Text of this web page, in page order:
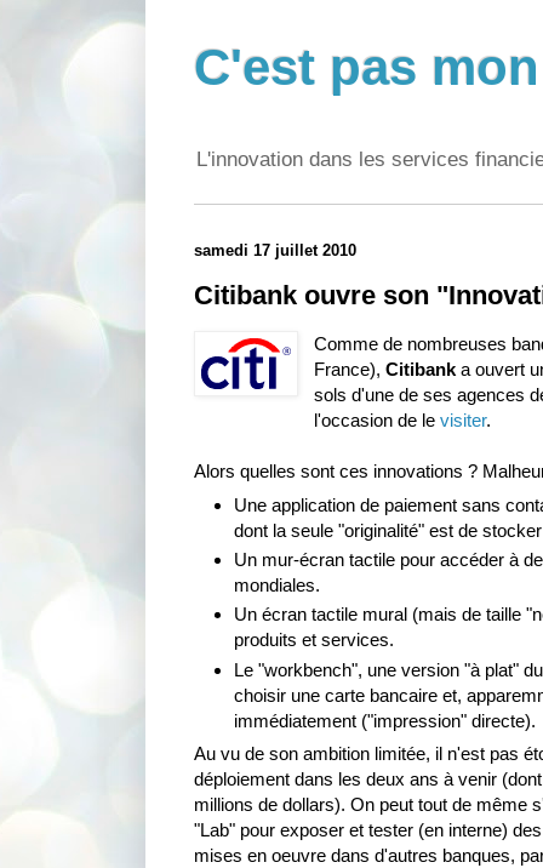
C'est pas
L'innovation dans les services
samedi 17 juillet 2010
Citibank ouvre son
Comme de nombreuses
France),Citibank a ouvert
sols d'une de ses agences
l'occasion de levisiter.
Alors quelles sont ces innovations ?
Une application de paiement sans
dont la seule "originalité" est de
Un mur-écran tactile pour accéder à
mondiales.
Un écran tactile mural (mais de taille
produits et services.
Le "workbench", une version "à plat"
choisir une carte bancaire et,
immédiatement ("impression" directe).
Au vu de son ambition limitée, il n'est pas
déploiement dans les deux ans à venir
millions de dollars). On peut tout de même
"Lab" pour exposer et tester (en interne)
mises en oeuvre dans d'autres banques,